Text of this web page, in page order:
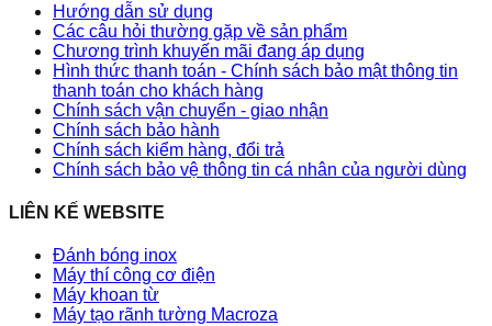
Hướng dẫn sử dụng
Các câu hỏi thường gặp về sản phẩm
Chương trình khuyến mãi đang áp dụng
Hình thức thanh toán - Chính sách bảo mật thông tin
thanh toán cho khách hàng
Chính sách vận chuyển - giao nhận
Chính sách bảo hành
Chính sách kiểm hàng, đổi trả
Chính sách bảo vệ thông tin cá nhân của người dùng
LIÊN KẾ WEBSITE
Đánh bóng inox
Máy thí công cơ điện
Máy khoan từ
Máy tạo rãnh tường Macroza